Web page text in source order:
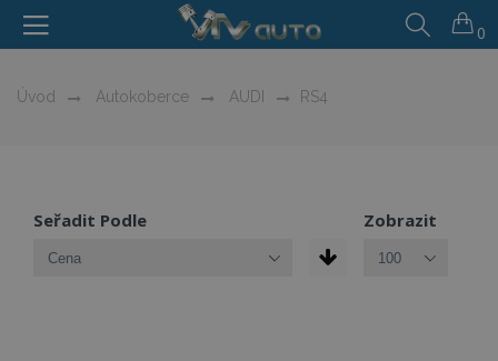
0
Úvod Autokoberce AUDI RS4
Seřadit Podle Zobrazit